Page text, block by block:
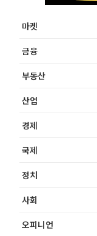
마켓
금융
부동산
산업
경제
국제
정치
사회
오피니언